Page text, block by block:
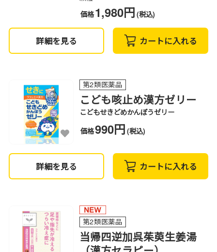
価格1,980円 (税込)
詳細を見る カートに入れる
第2類医薬品
こども咳止め漢方ゼリー
こどもせきどめかんぽうゼリー
価格990円 (税込)
詳細を見る カートに入れる
第2類医薬品
当帰四逆加呉茱萸生姜湯